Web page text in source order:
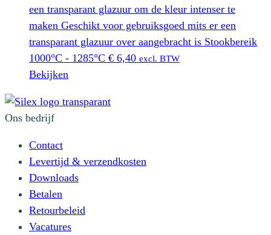
een transparant glazuur om de kleur intenser te
maken Geschikt voor gebruiksgoed mits er een
transparant glazuur over aangebracht is Stookbereik
1000°C - 1285°C € 6,40 excl. BTW
Bekijken
Ons bedrijf
Contact
Levertijd & verzendkosten
Downloads
Betalen
Retourbeleid
Vacatures